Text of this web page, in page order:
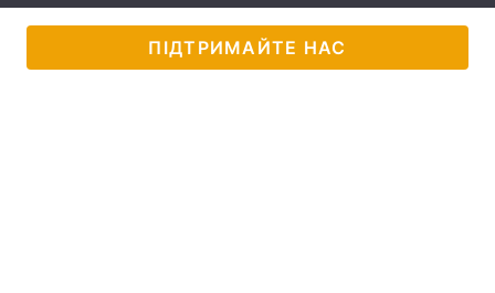
Контакти
Послуги
ПІДТРИМАЙТЕ НАС